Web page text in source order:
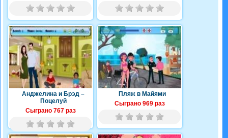
Анджелина и Брэд –
Поцелуй
Сыграно 767 раз
Пляж в Майями
Сыграно 969 раз